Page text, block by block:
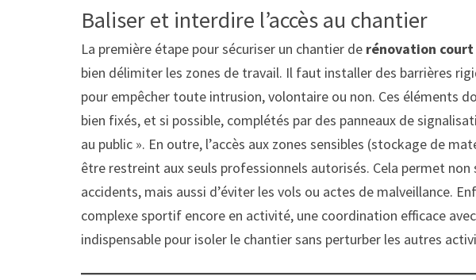
Baliser et interdire l’accès au chantier
La première étape pour sécuriser un chantier de rénovation
bien délimiter les zones de travail. Il faut installer des barrières
pour empêcher toute intrusion, volontaire ou non. Ces éléments
bien fixés, et si possible, complétés par des panneaux de
au public ». En outre, l’accès aux zones sensibles (stockage de
être restreint aux seuls professionnels autorisés. Cela permet non
accidents, mais aussi d’éviter les vols ou actes de malveillance.
complexe sportif encore en activité, une coordination efficace
indispensable pour isoler le chantier sans perturber les autres